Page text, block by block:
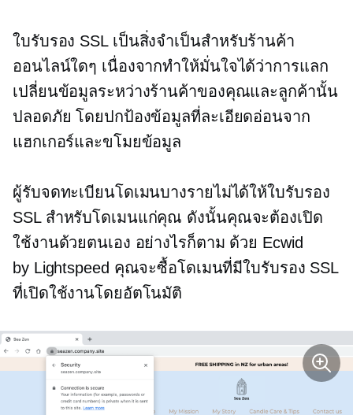
ใบรับรอง SSL เป็นสิ่งจำเป็นสำหรับร้านค้า
ออนไลน์ใดๆ เนื่องจากทำให้มั่นใจได้ว่าการแลก
เปลี่ยนข้อมูลระหว่างร้านค้าของคุณและลูกค้านั้น
ปลอดภัย โดยปกป้องข้อมูลที่ละเอียดอ่อนจาก
แฮกเกอร์และขโมยข้อมูล
ผู้รับจดทะเบียนโดเมนบางรายไม่ได้ให้ใบรับรอง
SSL สำหรับโดเมนแก่คุณ ดังนั้นคุณจะต้องเปิด
ใช้งานด้วยตนเอง อย่างไรก็ตาม ด้วย Ecwid
by Lightspeed คุณจะซื้อโดเมนที่มีใบรับรอง SSL
ที่เปิดใช้งานโดยอัตโนมัติ